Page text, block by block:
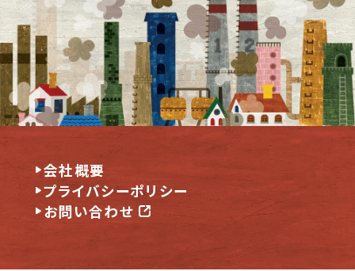
会社概要
プライバシーポリシー
お問い合わせ